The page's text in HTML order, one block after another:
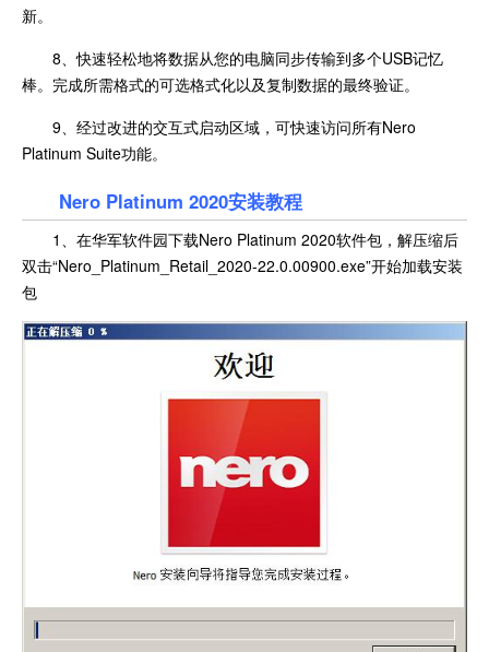
新。
8、快速轻松地将数据从您的电脑同步传输到多个USB记忆
棒。完成所需格式的可选格式化以及复制数据的最终验证。
9、经过改进的交互式启动区域，可快速访问所有Nero
Platinum Suite功能。
Nero Platinum 2020安装教程
1、在华军软件园下载Nero Platinum 2020软件包，解压缩后
双击“Nero_Platinum_Retail_2020-22.0.00900.exe”开始加载安装
包